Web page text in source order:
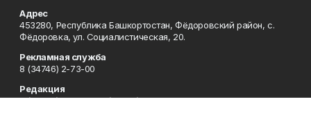
Адрес
453280, Республика Башкортостан, Фёдоровский район, с.
Фёдоровка, ул. Социалистическая, 20.
Рекламная служба
8 (34746) 2-73-00
Редакция
8 (34746) 2-73-00, 8 (34746) 2-72-88